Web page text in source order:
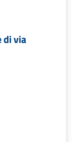
di via